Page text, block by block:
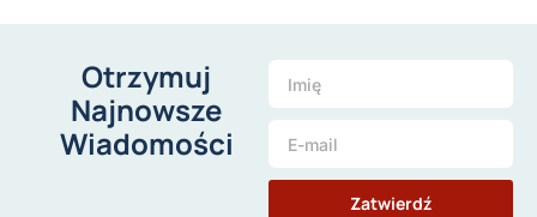
Otrzymuj
Najnowsze
Wiadomości
Zatwierdź